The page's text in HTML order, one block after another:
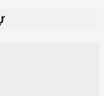
Khác với